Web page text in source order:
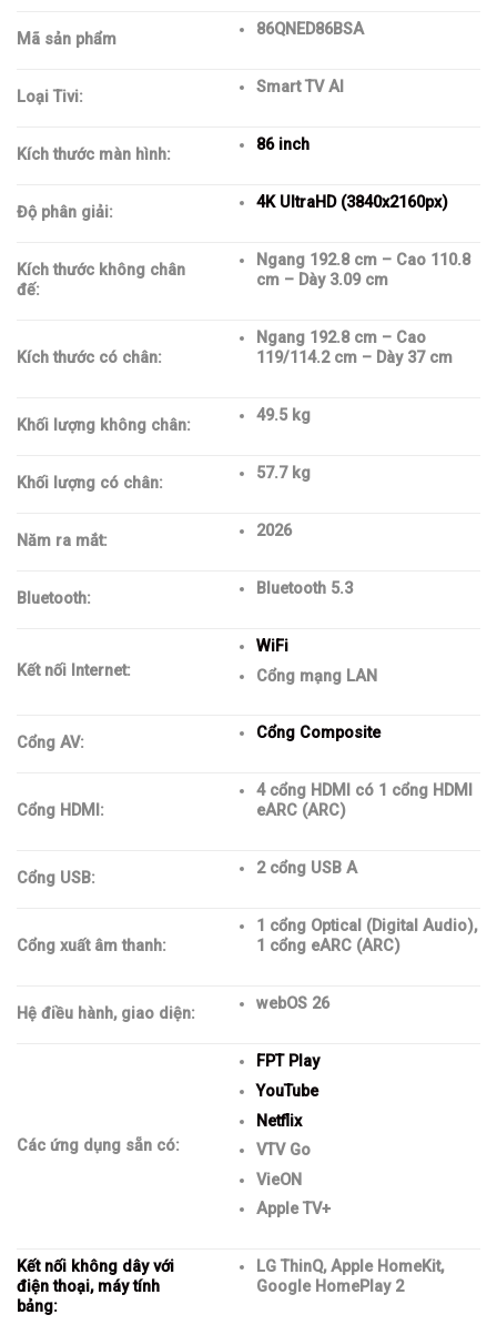
Mã sản phẩm
86QNED86BSA
Loại Tivi:
Smart TV AI
Kích thước màn hình:
86 inch
Độ phân giải:
4K UltraHD (3840x2160px)
Kích thước không chân
đế:
Ngang 192.8 cm – Cao 110.8
cm – Dày 3.09 cm
Kích thước có chân:
Ngang 192.8 cm – Cao
119/114.2 cm – Dày 37 cm
Khối lượng không chân:
49.5 kg
Khối lượng có chân:
57.7 kg
Năm ra mắt:
2026
Bluetooth:
Bluetooth 5.3
Kết nối Internet:
WiFi
Cổng mạng LAN
Cổng AV:
Cổng Composite
Cổng HDMI:
4 cổng HDMI có 1 cổng HDMI
eARC (ARC)
Cổng USB:
2 cổng USB A
Cổng xuất âm thanh:
1 cổng Optical (Digital Audio),
1 cổng eARC (ARC)
Hệ điều hành, giao diện:
webOS 26
Các ứng dụng sẵn có:
FPT Play
YouTube
Netflix
VTV Go
VieON
Apple TV+
Kết nối không dây với
điện thoại, máy tính
bảng:
LG ThinQ, Apple HomeKit,
Google HomePlay 2